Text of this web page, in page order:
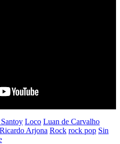
Loco Luan de Carvalho
Ricardo Arjona Rock rock pop Sin